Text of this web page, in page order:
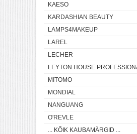
KAESO
KARDASHIAN BEAUTY
LAMPS4MAKEUP
LAREL
LECHER
LEYTON HOUSE
MITOMO
MONDIAL
NANGUANG
O'REVLE
... KÕIK KAUBAMÄRGID ...